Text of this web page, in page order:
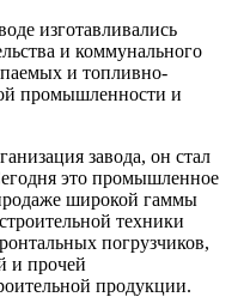
изготавливались
и коммунального
и топливно-
промышленности и
завода, он стал
это промышленное
широкой гаммы
техники
погрузчиков,
и прочей
продукции.